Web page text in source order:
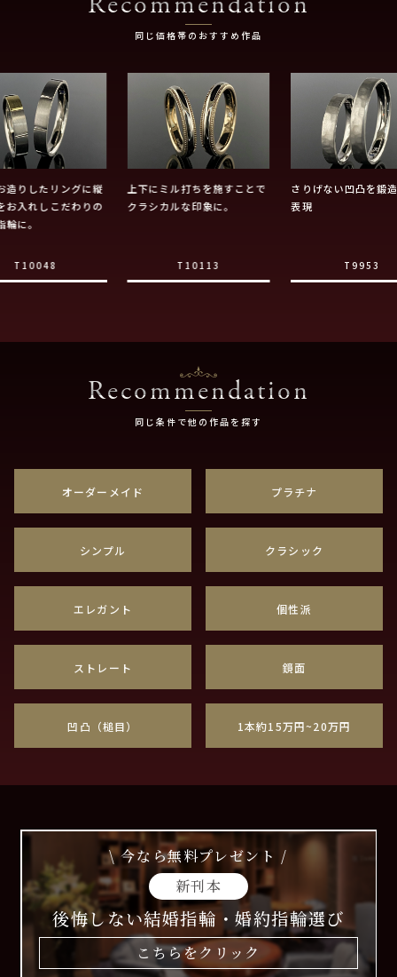
同じ価格帯のおすすめ作品
造りしたリングに縦
お入れしこだわりの
輪に。
T10048
上下にミル打ちを施すことで
クラシカルな印象に。
T10113
さりげない凹凸を鍛
表現
T9953
Recommendation
同じ条件で他の作品を探す
オーダーメイド プラチナ
シンプル クラシック
エレガント 個性派
ストレート 鏡面
凹凸（槌目） 1本約15万円~20万円
\ 今なら無料プレゼント /
新刊本
後悔しない結婚指輪・婚約指輪選び
こちらをクリック